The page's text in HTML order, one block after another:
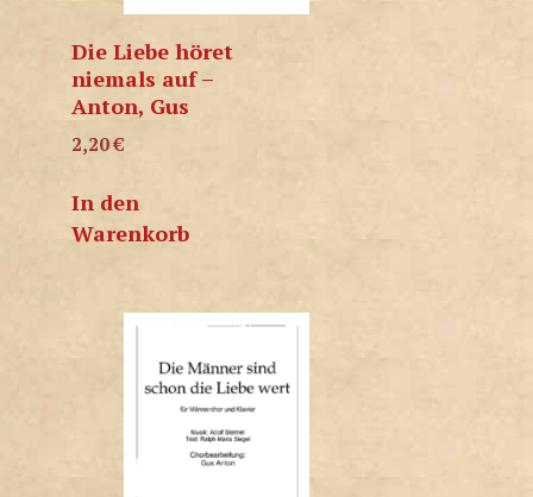
Die Liebe höret
niemals auf –
Anton, Gus
2,20€
In den
Warenkorb